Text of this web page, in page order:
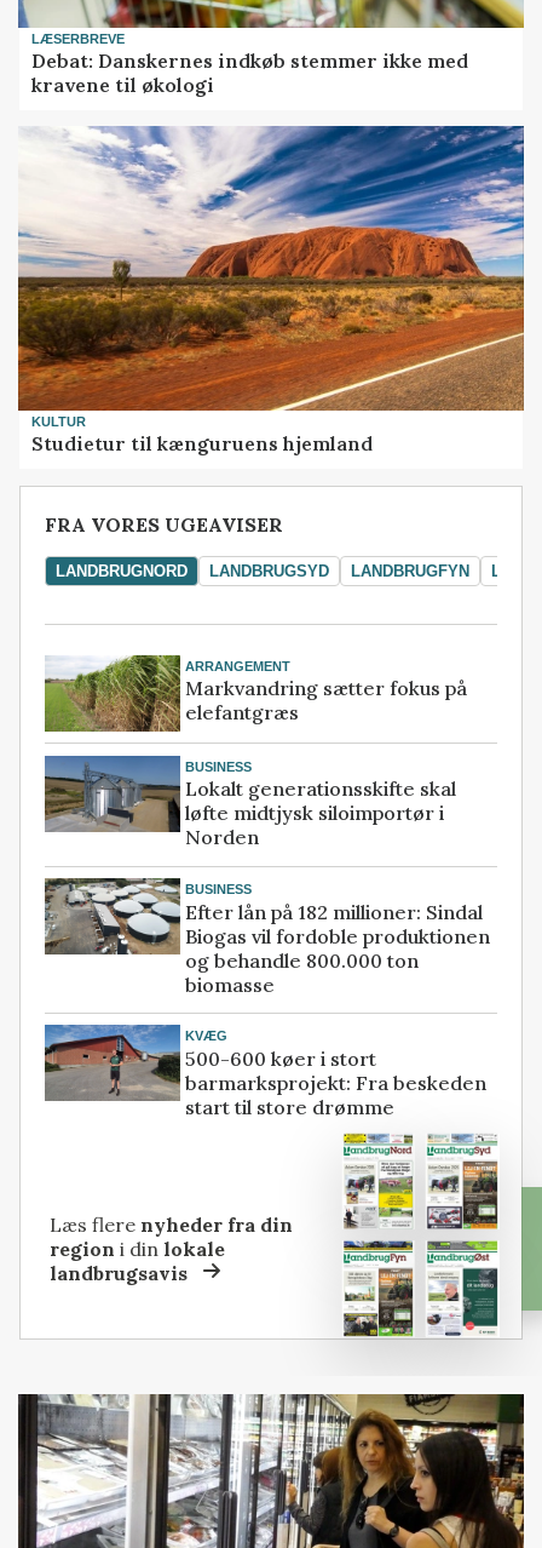
LÆSERBREVE
Debat: Danskernes indkøb stemmer ikke med
kravene til økologi
KULTUR
Studietur til kænguruens hjemland
FRA VORES UGEAVISER
LANDBRUGNORD LANDBRUGSYD LANDBRUGFYN
ARRANGEMENT
Markvandring sætter fokus på
elefantgræs
BUSINESS
Lokalt generationsskifte skal
løfte midtjysk siloimportør i
Norden
BUSINESS
Efter lån på 182 millioner: Sindal
Biogas vil fordoble produktionen
og behandle 800.000 ton
biomasse
KVÆG
500-600 køer i stort
barmarksprojekt: Fra beskeden
start til store drømme
Læs flere nyheder fra din
region i dinlokale
landbrugsavis